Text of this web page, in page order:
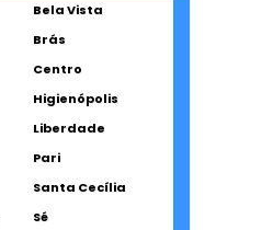
Bela Vista
Brás
Centro
Higienópolis
Liberdade
Pari
Santa Cecília
Sé